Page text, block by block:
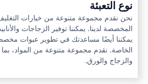
نوع التعبئة
نحن نقدم مجموعة متنوعة من خيارات
المخصصة لدينا. يمكننا توفير الزجاجات
يمكننا أيضًا مساعدتك في تطوير عبوات
الخاصة. نقدم مجموعة متنوعة من المواد،
والزجاج والورق.